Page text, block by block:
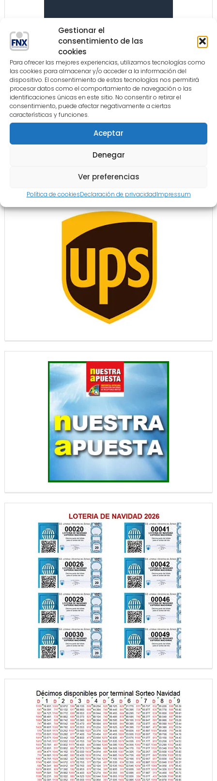
Gestionar el
consentimiento de las
cookies
Para ofrecer las mejores experiencias, utilizamos tecnologías como
las cookies para almacenar y/o acceder a la información del
dispositivo. El consentimiento de estas tecnologías nos permitirá
procesar datos como el comportamiento de navegación o las
identificaciones únicas en este sitio. No consentir o retirar el
consentimiento, puede afectar negativamente a ciertas
características y funciones.
Aceptar
Denegar
Ver preferencias
Política de cookiesDeclaración de privacidadImpressum